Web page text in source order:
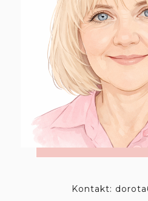
Kontakt: